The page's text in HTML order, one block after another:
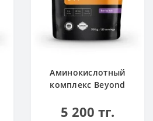
Аминокислотный
комплекс Beyond
200 г
5 200 тг.